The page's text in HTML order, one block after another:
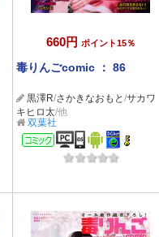
660円 ポイント15％
毒りんごcomic ： 86
黒澤R/さかきなおもと /サカワ
キヒロ太/他
双葉社
コミック